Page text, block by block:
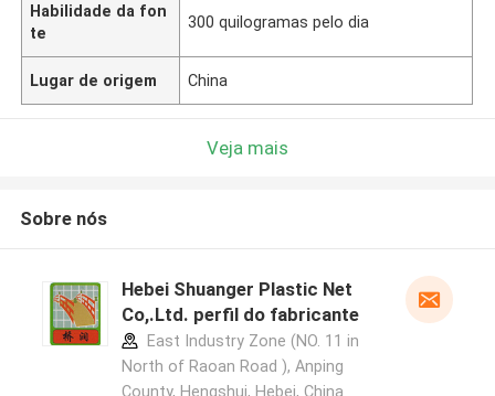
Habilidade da fon
te
300 quilogramas pelo dia
Lugar de origem China
Veja mais
Sobre nós
Hebei Shuanger Plastic Net
Co,.Ltd. perfil do fabricante
East Industry Zone (NO. 11 in
North of Raoan Road ), Anping
County, Hengshui, Hebei, China